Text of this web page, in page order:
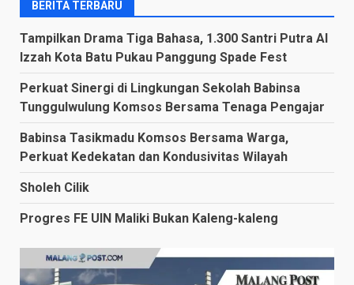
BERITA TERBARU
Tampilkan Drama Tiga Bahasa, 1.300 Santri Putra Al
Izzah Kota Batu Pukau Panggung Spade Fest
Perkuat Sinergi di Lingkungan Sekolah Babinsa
Tunggulwulung Komsos Bersama Tenaga Pengajar
Babinsa Tasikmadu Komsos Bersama Warga,
Perkuat Kedekatan dan Kondusivitas Wilayah
Sholeh Cilik
Progres FE UIN Maliki Bukan Kaleng-kaleng